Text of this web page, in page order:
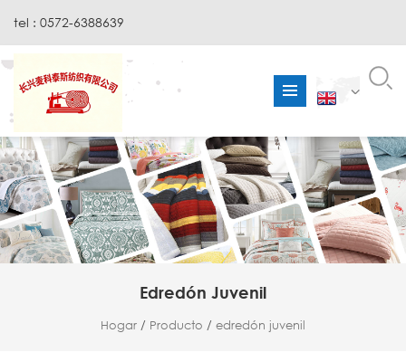
tel : 0572-6388639
Edredón Juvenil
Hogar / Producto / edredón juvenil